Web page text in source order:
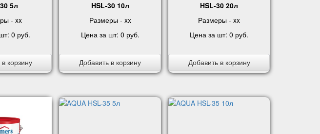
5л
- xx
0 руб.
корзину
HSL-30 10л
Размеры - xx
Цена за шт: 0 руб.
Добавить в корзину
HSL-30 20л
Размеры - xx
Цена за шт:0 руб.
Добавить в корзину